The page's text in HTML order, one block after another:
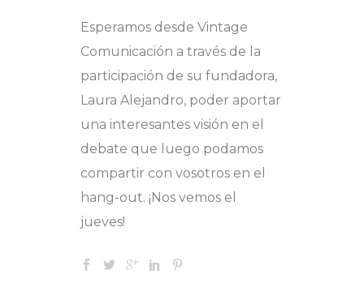
Esperamos desde Vintage
Comunicación a través de la
participación de su fundadora,
Laura Alejandro, poder aportar
una interesantes visión en el
debate que luego podamos
compartir con vosotros en el
hang-out. ¡Nos vemos el
jueves!